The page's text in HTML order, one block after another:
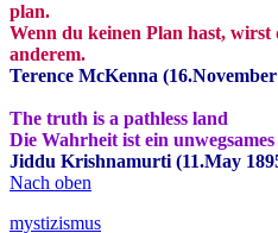
plan.
Wenn du keinen Plan hast, wirst
anderem.
Terence McKenna
The truth is a pathless land
Die Wahrheit ist ein
Jiddu Krishnamurti (11.May
Nach oben
mystizismus